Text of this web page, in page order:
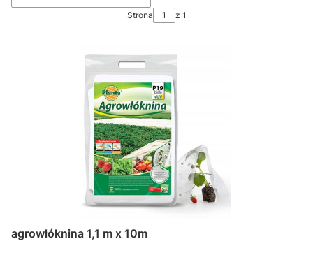
Strona z 1
agrowłóknina 1,1 m x 10m